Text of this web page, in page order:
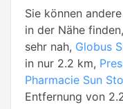
Sie können
in der Nähe
sehr nah, Globus
in nur 2.2 km,
Pharmacie Sun
Entfernung von